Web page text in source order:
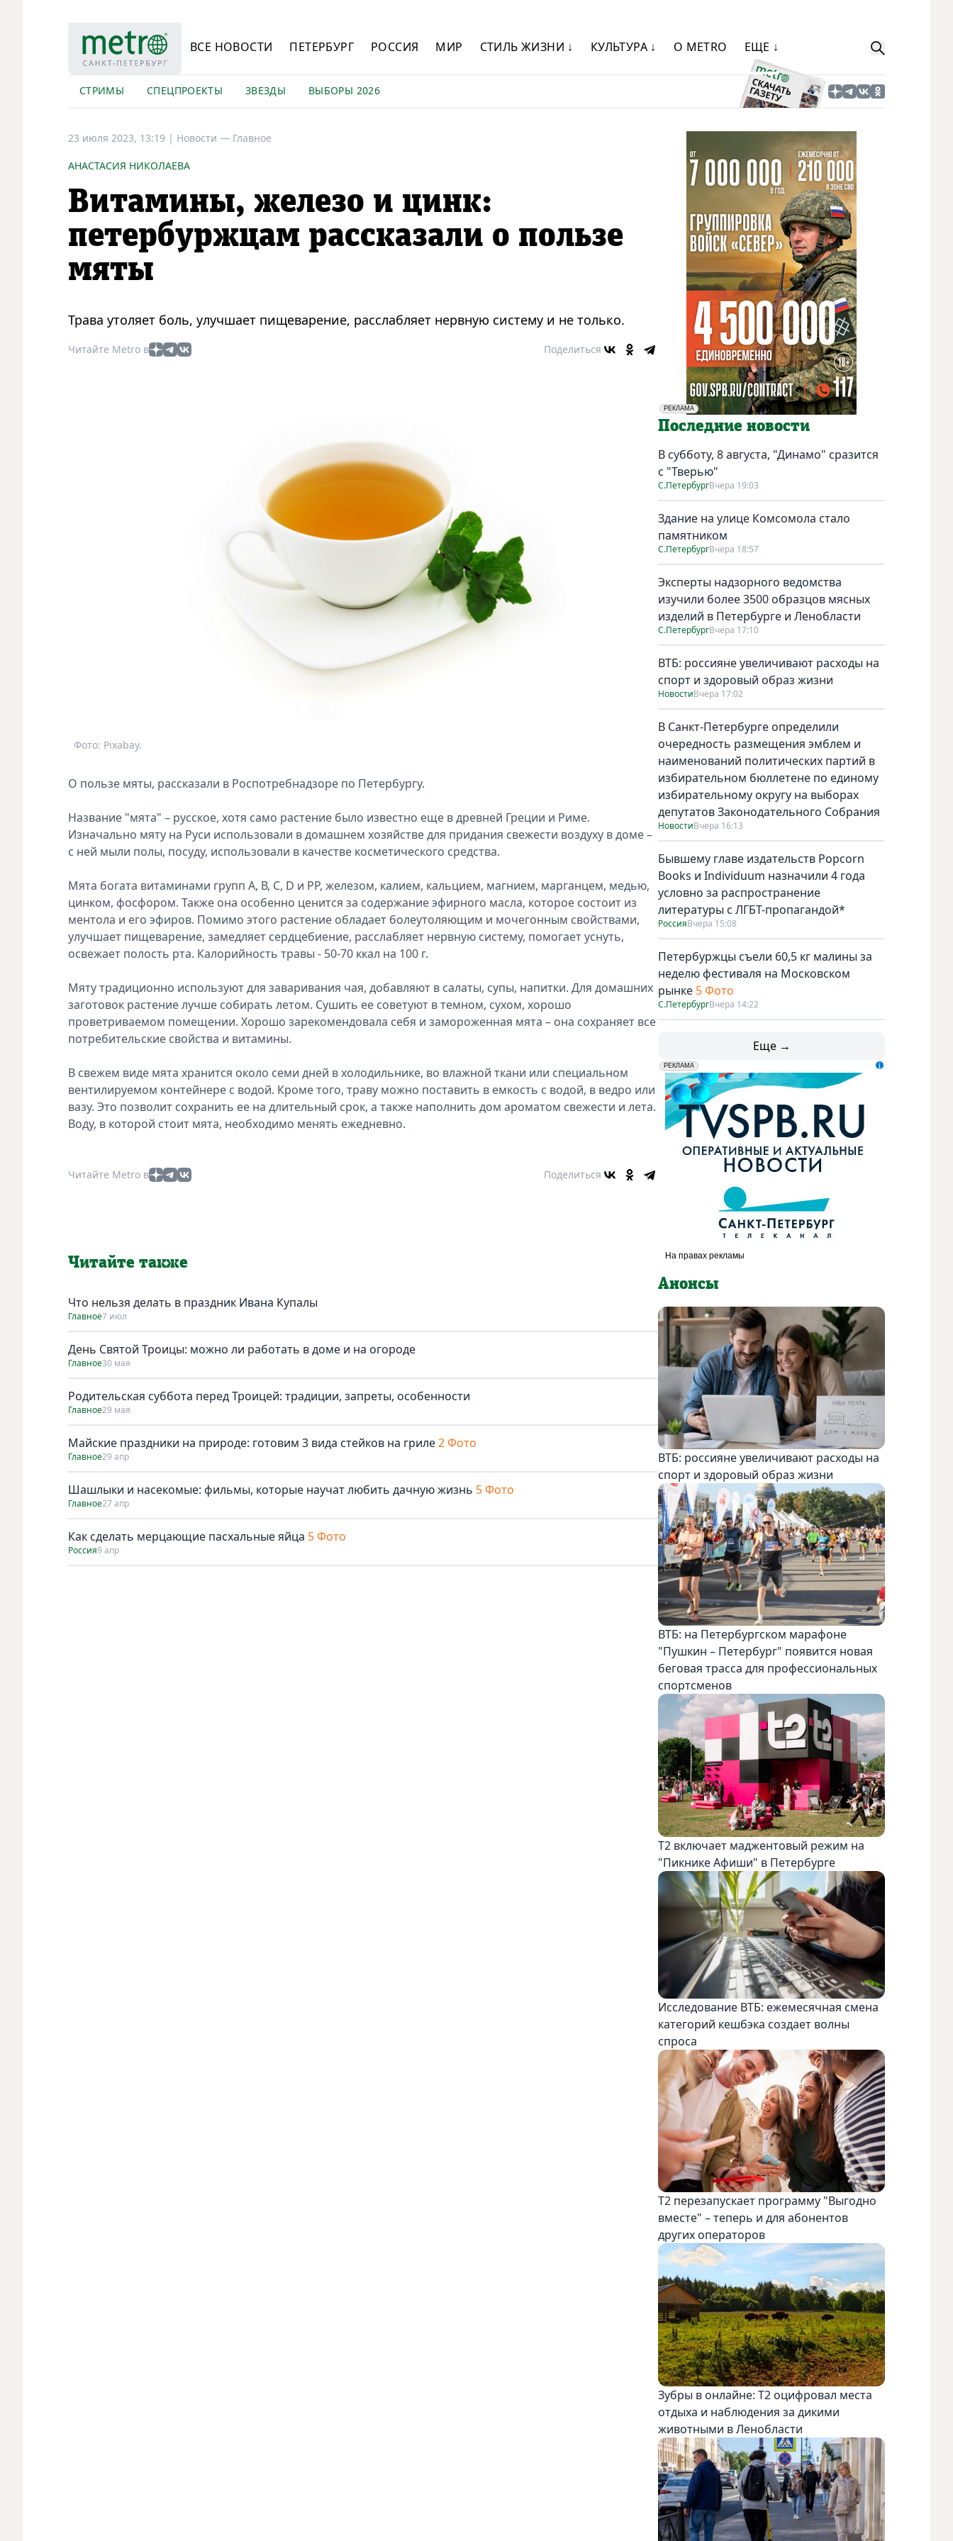
ВСЕ НОВОСТИ ПЕТЕРБУРГ РОССИЯ МИР СТИЛЬ ЖИЗНИ ↓ КУЛЬТУРА ↓ О METRO ЕЩЕ ↓
СТРИМЫ СПЕЦПРОЕКТЫ ЗВЕЗДЫ ВЫБОРЫ 2026
23 июля 2023, 13:19 | Новости — Главное
АНАСТАСИЯ НИКОЛАЕВА
Витамины, железо и цинк:
петербуржцам рассказали о пользе
мяты
Трава утоляет боль, улучшает пищеварение, расслабляет нервную систему и не только.
Читайте Metro в Поделиться
Фото: Pixabay.
О пользе мяты, рассказали в Роспотребнадзоре по Петербургу.
Название "мята" – русское, хотя само растение было известно еще в древней Греции и Риме.
Изначально мяту на Руси использовали в домашнем хозяйстве для придания свежести воздуху в доме –
с ней мыли полы, посуду, использовали в качестве косметического средства.
Мята богата витаминами групп А, В, C, D и РР, железом, калием, кальцием, магнием, марганцем, медью,
цинком, фосфором. Также она особенно ценится за содержание эфирного масла, которое состоит из
ментола и его эфиров. Помимо этого растение обладает болеутоляющим и мочегонным свойствами,
улучшает пищеварение, замедляет сердцебиение, расслабляет нервную систему, помогает уснуть,
освежает полость рта. Калорийность травы - 50-70 ккал на 100 г.
Мяту традиционно используют для заваривания чая, добавляют в салаты, супы, напитки. Для домашних
заготовок растение лучше собирать летом. Сушить ее советуют в темном, сухом, хорошо
проветриваемом помещении. Хорошо зарекомендовала себя и замороженная мята – она сохраняет все
потребительские свойства и витамины.
В свежем виде мята хранится около семи дней в холодильнике, во влажной ткани или специальном
вентилируемом контейнере с водой. Кроме того, траву можно поставить в емкость с водой, в ведро или
вазу. Это позволит сохранить ее на длительный срок, а также наполнить дом ароматом свежести и лета.
Воду, в которой стоит мята, необходимо менять ежедневно.
Читайте Metro в Поделиться
Читайте также
Что нельзя делать в праздник Ивана Купалы
Главное7 июл
День Святой Троицы: можно ли работать в доме и на огороде
Главное30 мая
Родительская суббота перед Троицей: традиции, запреты, особенности
Главное29 мая
Майские праздники на природе: готовим 3 вида стейков на гриле2 Фото
Главное29 апр
Шашлыки и насекомые: фильмы, которые научат любить дачную жизнь 5 Фото
Главное27 апр
Как сделать мерцающие пасхальные яйца 5 Фото
Россия9 апр
РЕКЛАМА
Социальная реклама
Последние новости
В субботу, 8 августа, "Динамо" сразится
с "Тверью"
С.ПетербургВчера 19:03
Здание на улице Комсомола стало
памятником
С.ПетербургВчера 18:57
Эксперты надзорного ведомства
изучили более 3500 образцов мясных
изделий в Петербурге и Ленобласти
С.ПетербургВчера 17:10
ВТБ: россияне увеличивают расходы на
спорт и здоровый образ жизни
НовостиВчера 17:02
В Санкт-Петербурге определили
очередность размещения эмблем и
наименований политических партий в
избирательном бюллетене по единому
избирательному округу на выборах
депутатов Законодательного Собрания
НовостиВчера 16:13
Бывшему главе издательств Popcorn
Books и Individuum назначили 4 года
условно за распространение
литературы с ЛГБТ-пропагандой*
РоссияВчера 15:08
Петербуржцы съели 60,5 кг малины за
неделю фестиваля на Московском
рынке 5 Фото
С.ПетербургВчера 14:22
Еще →
erid: LdtCK5udn
РЕКЛАМА
АО "ГАТР", ИНН: 7841320717
Анонсы
ВТБ: россияне увеличивают расходы на
спорт и здоровый образ жизни
ВТБ: на Петербургском марафоне
"Пушкин – Петербург" появится новая
беговая трасса для профессиональных
спортсменов
Т2 включает маджентовый режим на
"Пикнике Афиши" в Петербурге
Исследование ВТБ: ежемесячная смена
категорий кешбэка создает волны
спроса
Т2 перезапускает программу "Выгодно
вместе" – теперь и для абонентов
других операторов
Зубры в онлайне: Т2 оцифровал места
отдыха и наблюдения за дикими
животными в Ленобласти